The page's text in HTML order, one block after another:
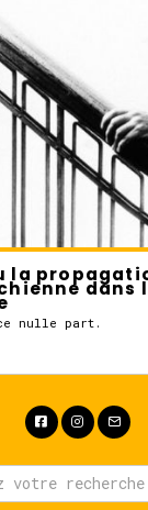
la
dans
nulle part.